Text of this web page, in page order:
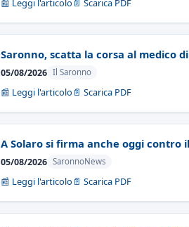
📰 Leggi l'articolo 📄 Scarica PDF
Saronno, scatta la corsa al medico
05/08/2026 Il Saronno
📰 Leggi l'articolo 📄 Scarica PDF
A Solaro si firma anche oggi contro
05/08/2026 SaronnoNews
📰 Leggi l'articolo 📄 Scarica PDF